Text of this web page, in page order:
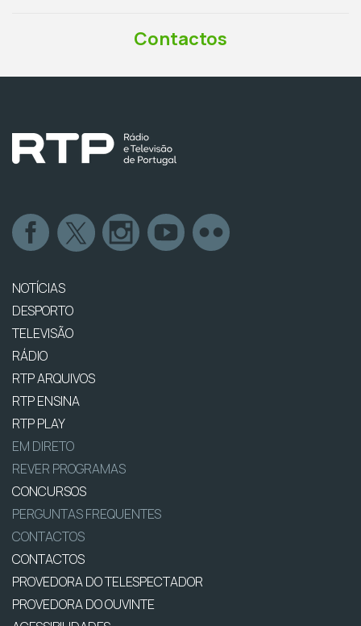
Contactos
NOTÍCIAS
DESPORTO
TELEVISÃO
RÁDIO
RTP ARQUIVOS
RTP ENSINA
RTP PLAY
EM DIRETO
REVER PROGRAMAS
CONCURSOS
PERGUNTAS FREQUENTES
CONTACTOS
CONTACTOS
PROVEDORA DO TELESPECTADOR
PROVEDORA DO OUVINTE